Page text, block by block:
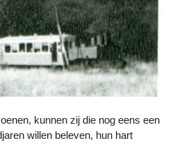
kunnen zij die nog eens een
willen beleven, hun hart